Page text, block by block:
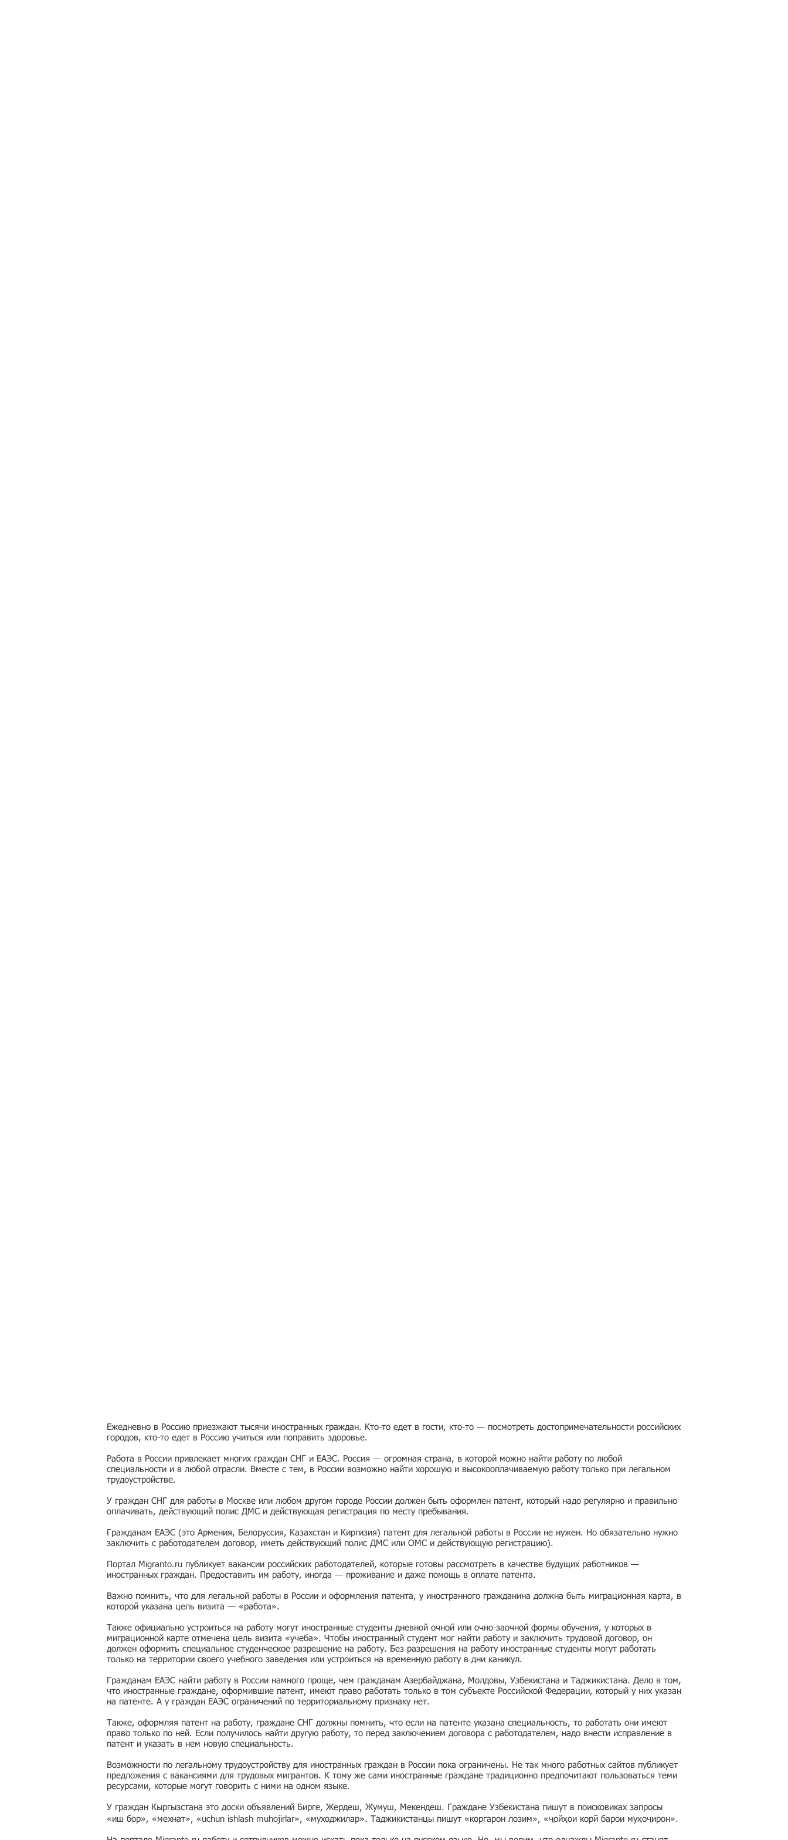
Ежедневно в Россию приезжают тысячи иностранных граждан. Кто-то едет в гости, кто-то — посмотреть достопримечательности российских
городов, кто-то едет в Россию учиться или поправить здоровье.
Работа в России привлекает многих граждан СНГ и ЕАЭС. Россия — огромная страна, в которой можно найти работу по любой
специальности и в любой отрасли. Вместе с тем, в России возможно найти хорошую и высокооплачиваемую работу только при легальном
трудоустройстве.
У граждан СНГ для работы в Москве или любом другом городе России должен быть оформлен патент, который надо регулярно и правильно
оплачивать, действующий полис ДМС и действующая регистрация по месту пребывания.
Гражданам ЕАЭС (это Армения, Белоруссия, Казахстан и Киргизия) патент для легальной работы в России не нужен. Но обязательно нужно
заключить с работодателем договор, иметь действующий полис ДМС или ОМС и действующую регистрацию).
Портал Migranto.ru публикует вакансии российских работодателей, которые готовы рассмотреть в качестве будущих работников —
иностранных граждан. Предоставить им работу, иногда — проживание и даже помощь в оплате патента.
Важно помнить, что для легальной работы в России и оформления патента, у иностранного гражданина должна быть миграционная карта, в
которой указана цель визита — «работа».
Также официально устроиться на работу могут иностранные студенты дневной очной или очно-заочной формы обучения, у которых в
миграционной карте отмечена цель визита «учеба». Чтобы иностранный студент мог найти работу и заключить трудовой договор, он
должен оформить специальное студенческое разрешение на работу. Без разрешения на работу иностранные студенты могут работать
только на территории своего учебного заведения или устроиться на временную работу в дни каникул.
Гражданам ЕАЭС найти работу в России намного проще, чем гражданам Азербайджана, Молдовы, Узбекистана и Таджикистана. Дело в том,
что иностранные граждане, оформившие патент, имеют право работать только в том субъекте Российской Федерации, который у них указан
на патенте. А у граждан ЕАЭС ограничений по территориальному признаку нет.
Также, оформляя патент на работу, граждане СНГ должны помнить, что если на патенте указана специальность, то работать они имеют
право только по ней. Если получилось найти другую работу, то перед заключением договора с работодателем, надо внести исправление в
патент и указать в нем новую специальность.
Возможности по легальному трудоустройству для иностранных граждан в России пока ограничены. Не так много работных сайтов публикует
предложения с вакансиями для трудовых мигрантов. К тому же сами иностранные граждане традиционно предпочитают пользоваться теми
ресурсами, которые могут говорить с ними на одном языке.
У граждан Кыргызстана это доски объявлений Бирге, Жердеш, Жумуш, Мекендеш. Граждане Узбекистана пишут в поисковиках запросы
«иш бор», «мехнат», «uchun ishlash muhojirlar», «муходжилар». Таджикистанцы пишут «коргарон лозим», «ҷойҳои корӣ барои муҳоҷирон».